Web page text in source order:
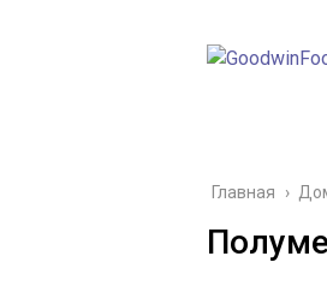
Главная ›